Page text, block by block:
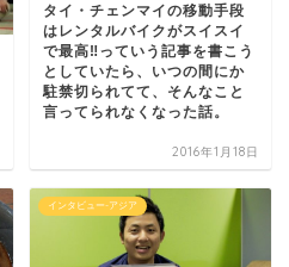
タイ・チェンマイの移動手段
はレンタルバイクがスイスイ
で最高‼︎っていう記事を書こう
としていたら、いつの間にか
駐禁切られてて、そんなこと
言ってられなくなった話。
2016年1月18日
インタビュー-アジア